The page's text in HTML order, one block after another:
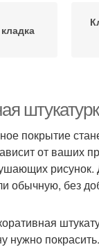
покрытие
от ваших
рисунок.
обычную, без
нужно